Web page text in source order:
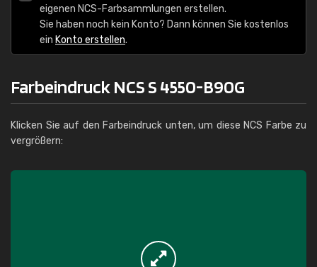
eigenen NCS-Farbsammlungen erstellen.
Sie haben noch kein Konto? Dann können Sie kostenlos
ein Konto erstellen.
Farbeindruck NCS S 4550-B90G
Klicken Sie auf den Farbeindruck unten, um diese NCS Farbe zu
vergrößern: